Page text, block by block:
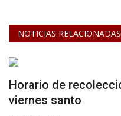
NOTICIAS RELACIONADAS
Horario de
viernes santo⠀